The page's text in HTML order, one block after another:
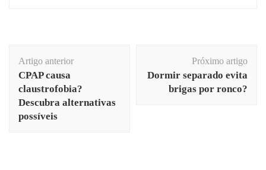
de
post
Artigo anterior
CPAP causa
claustrofobia?
Descubra alternativas
possíveis
Próximo artigo
Dormir separado evita
brigas por ronco?